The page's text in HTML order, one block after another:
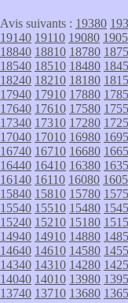
Avis suivants : 19380
19140 19110 19080
18840 18810 18780
18540 18510 18480
18240 18210 18180
17940 17910 17880
17640 17610 17580
17340 17310 17280
17040 17010 16980
16740 16710 16680
16440 16410 16380
16140 16110 16080
15840 15810 15780
15540 15510 15480
15240 15210 15180
14940 14910 14880
14640 14610 14580
14340 14310 14280
14040 14010 13980
13740 13710 13680